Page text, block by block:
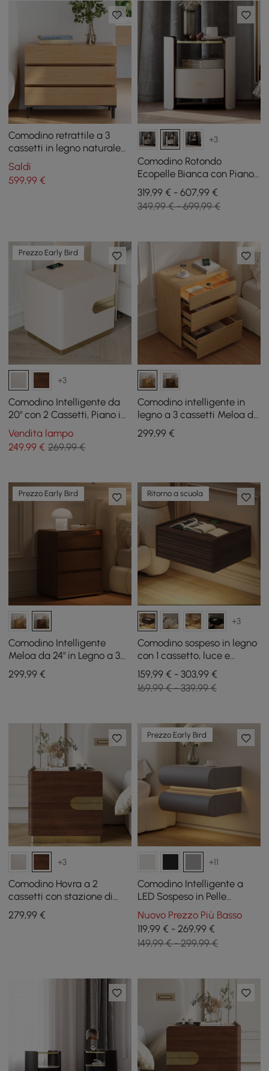
Comodino retrattile a 3
cassetti in legno naturale
da 30"
Saldi
599,99 €
+3
Comodino Rotondo
Ecopelle Bianca con Piano
Vetro e Pietra Sinterizzata,
Set da 2
319,99 € - 607,99 €
349,99 € - 699,99 €
Prezzo Early Bird
+3
Comodino Intelligente da
20" con 2 Cassetti, Piano in
Pietra Sinterizzata e
Stazione di Ricarica
Vendita lampo
249,99 € 269,99 €
Comodino intelligente in
legno a 3 cassetti Meloa da
600 mm con illuminazione
a LED e stazione di ricarica
299,99€
Prezzo Early Bird
Comodino Intelligente
Meloa da 24" in Legno a 3
Cassetti con Illuminazione
LED e Stazione di Ricarica
299,99 €
Ritorno a scuola
+3
Comodino sospeso in legno
con 1 cassetto, luce e
stazione di ricarica, set da
2
159,99 € - 303,99 €
169,99 € - 339,99 €
+3
Comodino Hovra a 2
cassetti con stazione di
ricarica e piano in pietra
sinterizzata travertino
279,99 €
Prezzo Early Bird
+11
Comodino Intelligente a
LED Sospeso in Pelle
Humply con 2 Cassetti e
Top in Pietra Sinterizzata
Nuovo Prezzo Più Basso
119,99 € - 269,99 €
149,99 € - 299,99 €